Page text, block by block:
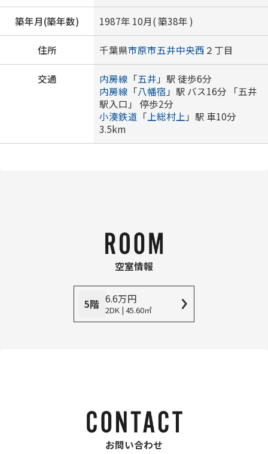
築年月(築年数) 1987年 10月( 築38年 )
住所 千葉県市原市五井中央西 ２丁目
交通 内房線 「五井 」駅 徒歩6分
内房線 「八幡宿 」駅 バス16分 「五井
駅入口」 停歩2分
小湊鉄道 「 上総村上 」駅 車10分
3.5km
空室情報
5階 6.6万円
2DK | 45.60㎡
お問い合わせ